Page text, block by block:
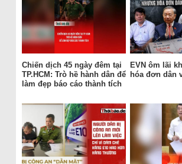
Chiến dịch 45 ngày đêm tại
TP.HCM: Trò hề hành dân để
làm đẹp báo cáo thành tích
EVN ôm lãi
hóa đơn dân